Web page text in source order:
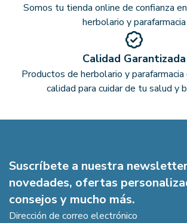
Somos tu tienda online de confianza
herbolario y parafarmacia
Calidad Garantizada
Productos de herbolario y
calidad para cuidar de tu salud y
Suscríbete a nuestra
novedades, ofertas
consejos y mucho más.
Dirección de correo electrónico